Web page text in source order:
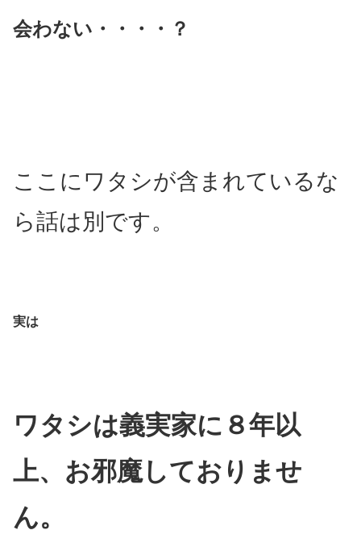
会わない・・・・？
ここにワタシが含まれているな
ら話は別です。
実は
ワタシは義実家に８年以
上、お邪魔しておりませ
ん。